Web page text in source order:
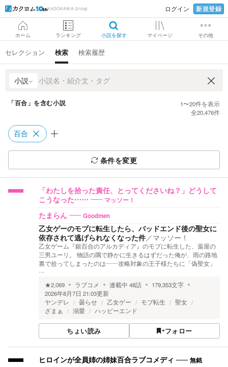
KADOKAWA Group ログイン 新規登録
ホーム ランキング 小説を探す マイページ その他
セレクション 検索 検索履歴
小説
「百合」を含む小説 1〜20件を表示
全20,476件
百合
条件を変更
「わたしを拾った責任、とってくださいね？」どうして
こうなった⋯⋯
マッソー！
たまらん Goodmen
乙女ゲーのモブに転生したら、バッドエンド後の聖女に
依存されて逃げられなくなった件／マッソー！
乙女ゲーム『銀百合のアルカディア』のモブに転生した、薬屋の
三男ユーリ。 物語の隅で静かに生きるはずだった俺が、雨の路地
裏で拾ってしまったのは――攻略対象の王子様たちに「偽聖女」
…
★2,069 ラブコメ 連載中 48話 179,353文字
2026年8月7日 21:03更新
ヤンデレ
曇らせ 乙女ゲー モブ転生
聖女
ざまぁ
溺愛 ハッピーエンド
ちょい読み フォロー
ヒロインが全員姉の姉妹百合ラブコメディ 無銘